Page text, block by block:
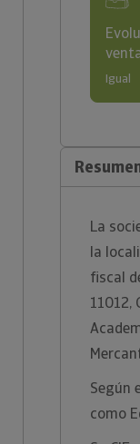
Igual
La
la
fiscal
11012,
Según
como